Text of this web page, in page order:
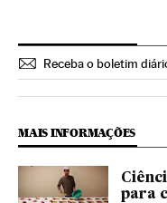
Receba o boletim
MAIS INFORMAÇÕES
para